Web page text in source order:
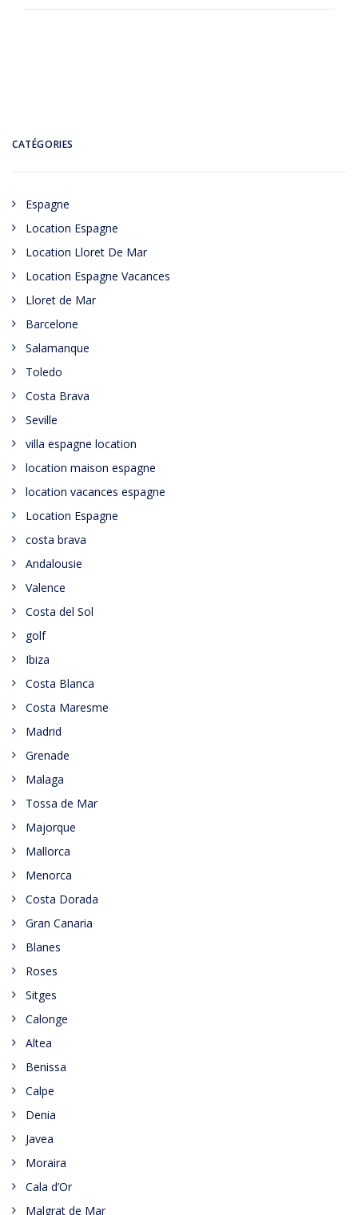
CATÉGORIES
Espagne
Location Espagne
Location Lloret De Mar
Location Espagne Vacances
Lloret de Mar
Barcelone
Salamanque
Toledo
Costa Brava
Seville
villa espagne location
location maison espagne
location vacances espagne
Location Espagne
costa brava
Andalousie
Valence
Costa del Sol
golf
Ibiza
Costa Blanca
Costa Maresme
Madrid
Grenade
Malaga
Tossa de Mar
Majorque
Mallorca
Menorca
Costa Dorada
Gran Canaria
Blanes
Roses
Sitges
Calonge
Altea
Benissa
Calpe
Denia
Javea
Moraira
Cala d’Or
Malgrat de Mar